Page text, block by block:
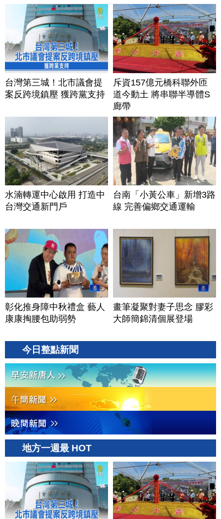
台灣第三城！北市議會提
案反跨境鎮壓 獲跨黨支持
斥資157億元橋科聯外匝
道今動土 將串聯半導體S
廊帶
水湳轉運中心啟用 打造中
台灣交通新門戶
台南「小黃公車」新增3路
線 完善偏鄉交通運輸
彰化推身障中秋禮盒 藝人
康康掏腰包助弱勢
畫筆凝聚對妻子思念 膠彩
大師簡錦清個展登場
今日整點新聞
地方一週最 HOT